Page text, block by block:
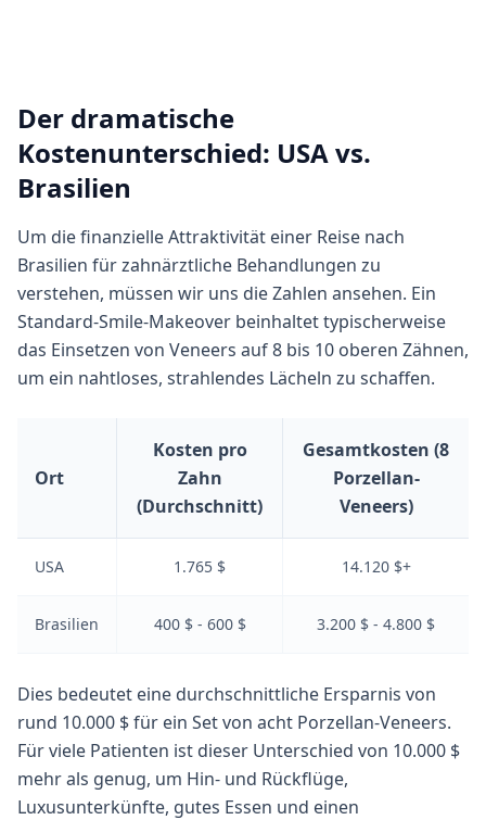
Der dramatische
Kostenunterschied: USA vs.
Brasilien
Um die finanzielle Attraktivität einer Reise nach
Brasilien für zahnärztliche Behandlungen zu
verstehen, müssen wir uns die Zahlen ansehen. Ein
Standard-Smile-Makeover beinhaltet typischerweise
das Einsetzen von Veneers auf 8 bis 10 oberen Zähnen,
um ein nahtloses, strahlendes Lächeln zu schaffen.
Ort
Kosten pro
Zahn
(Durchschnitt)
Gesamtkosten (8
Porzellan-
Veneers)
USA 1.765 $ 14.120 $+
Brasilien 400 $ - 600 $ 3.200 $ - 4.800 $
Dies bedeutet eine durchschnittliche Ersparnis von
rund 10.000 $ für ein Set von acht Porzellan-Veneers.
Für viele Patienten ist dieser Unterschied von 10.000 $
mehr als genug, um Hin- und Rückflüge,
Luxusunterkünfte, gutes Essen und einen